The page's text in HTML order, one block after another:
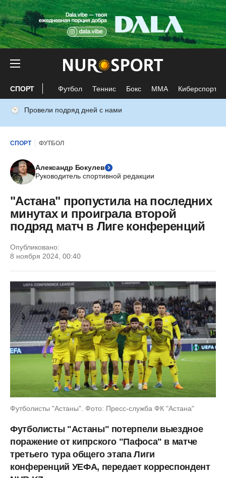
СПОРТ Футбол Теннис Бокс ММА Киберспорт
Провели подряд дней с нами
СПОРТ ФУТБОЛ
Александр Бокулев
Руководитель спортивной редакции
"Астана" пропустила на последних
минутах и проиграла второй
подряд матч в Лиге конференций
Опубликовано:
8 ноября 2024, 00:40
Футболисты "Астаны". Фото: Пресс-служба ФК "Астана"
Футболисты "Астаны" потерпели выездное
поражение от кипрского "Пафоса" в матче
третьего тура общего этапа Лиги
конференций УЕФА, передает корреспондент